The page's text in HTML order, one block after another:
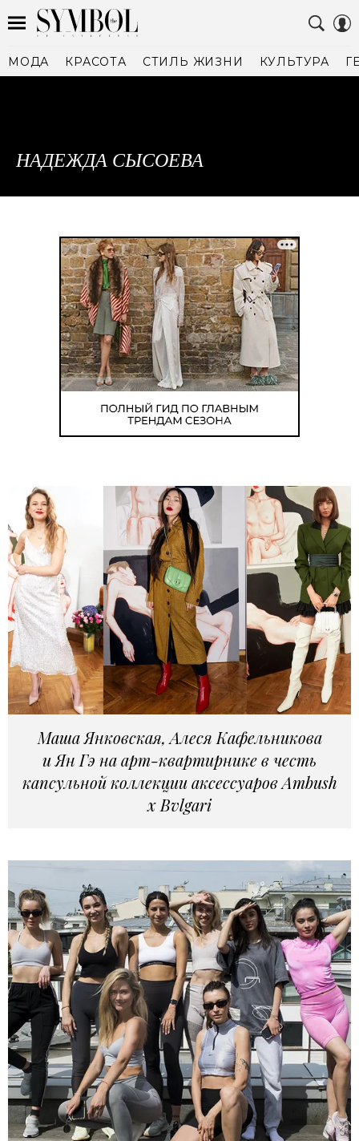
МОДА КРАСОТА СТИЛЬ ЖИЗНИ КУЛЬТУРА
НАДЕЖДА СЫСОЕВА
Маша Янковская, Алеся Кафельникова
и Ян Гэ на арт-квартирнике в честь
капсульной коллекции аксессуаров Ambush
x Bvlgari